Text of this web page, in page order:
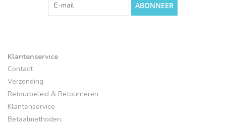
ABONNEER
Klantenservice
Contact
Verzending
Retourbeleid & Retourneren
Klantenservice
Betaalmethoden